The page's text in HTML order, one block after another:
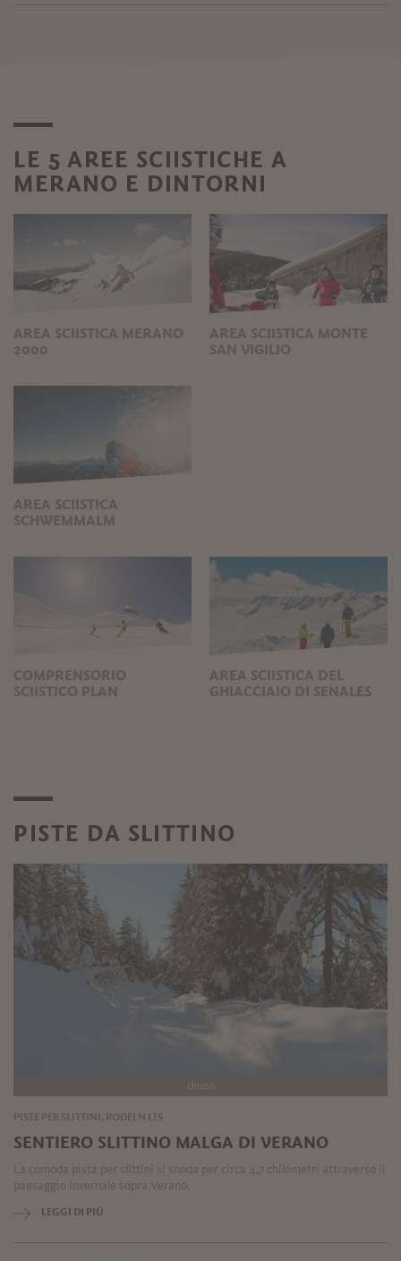
LE 5 AREE SCIISTICHE A
MERANO E DINTORNI
AREA SCIISTICA MERANO
2000
AREA SCIISTICA MONTE
SAN VIGILIO
AREA SCIISTICA
SCHWEMMALM
COMPRENSORIO
SCIISTICO PLAN
AREA SCIISTICA DEL
GHIACCIAIO DI SENALES
PISTE DA SLITTINO
chiuso
PISTE PER SLITTINI, RODELN LTS
SENTIERO SLITTINO MALGA DI VERANO
La comoda pista per slittini si snoda per circa 4,7 chilometri attraverso il
paesaggio invernale sopra Verano.
LEGGI DI PIÙ